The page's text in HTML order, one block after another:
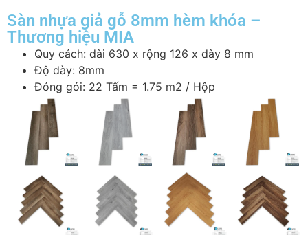
Sàn nhựa giả gỗ 8mm hèm khóa –
Thương hiệu MIA
Quy cách: dài 630 x rộng 126 x dày 8 mm
Độ dày: 8mm
Đóng gói: 22 Tấm = 1.75 m2 / Hộp